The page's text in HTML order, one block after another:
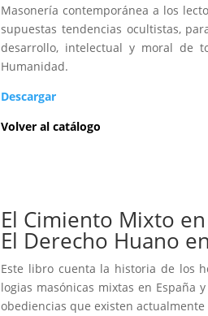
Masonería contemporánea a los
supuestas tendencias ocultistas,
desarrollo, intelectual y moral de
Humanidad.
Descargar
Volver al catálogo
El Cimiento Mixto
El Derecho Huano
Este libro cuenta la historia de los
logias masónicas mixtas en
obediencias que existen